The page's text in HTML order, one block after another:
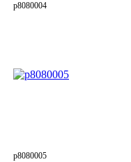
p8080004
p8080005